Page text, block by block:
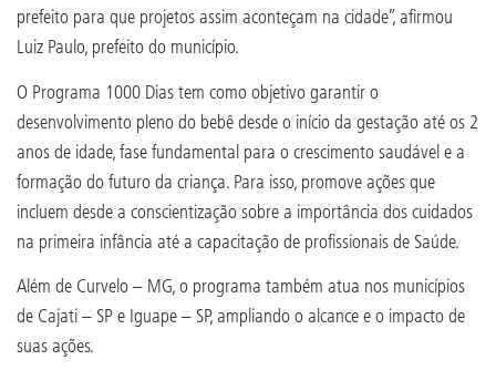
prefeito para que projetos assim aconteçam na cidade”, afirmou
Luiz Paulo, prefeito do município.
O Programa 1000 Dias tem como objetivo garantir o
desenvolvimento pleno do bebê desde o início da gestação até os 2
anos de idade, fase fundamental para o crescimento saudável e a
formação do futuro da criança. Para isso, promove ações que
incluem desde a conscientização sobre a importância dos cuidados
na primeira infância até a capacitação de profissionais de Saúde.
Além de Curvelo – MG, o programa também atua nos municípios
de Cajati – SP e Iguape – SP, ampliando o alcance e o impacto de
suas ações.